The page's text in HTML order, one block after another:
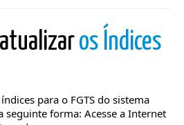
atualizaros Índices
para o FGTS do sistema
seguinte forma: Acesse a Internet